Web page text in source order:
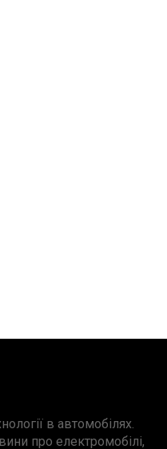
в автомобілях.
про електромобілі,